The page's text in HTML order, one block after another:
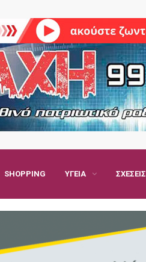
SHOPPING ΥΓΕΊΑ ΣΧΈΣΕΙΣ